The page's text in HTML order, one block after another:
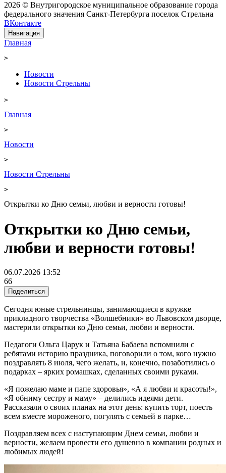
2026 © Внутригородское муниципальное образование города
федерального значения Санкт-Петербурга поселок Стрельна
ВКонтакте
Навигация
Главная
>
Новости
Новости Стрельны
>
Главная
>
Новости
>
Новости Стрельны
>
Открытки ко Дню семьи, любви и верности готовы!
Открытки ко Дню семьи,
любви и верности готовы!
06.07.2026 13:52
66
Поделиться
Сегодня юные стрельнинцы, занимающиеся в кружке
прикладного творчества «Волшебники» во Львовском дворце,
мастерили открытки ко Дню семьи, любви и верности.
Педагоги Ольга Царук и Татьяна Бабаева вспомнили с
ребятами историю праздника, поговорили о том, кого нужно
поздравлять 8 июля, чего желать, и, конечно, позаботились о
подарках – ярких ромашках, сделанных своими руками.
«Я пожелаю маме и папе здоровья», «А я любви и красоты!»,
«Я обниму сестру и маму» – делились идеями дети.
Рассказали о своих планах на этот день: купить торт, поесть
всем вместе мороженого, погулять с семьей в парке…
Поздравляем всех с наступающим Днем семьи, любви и
верности, желаем провести его душевно в компании родных и
любимых людей!